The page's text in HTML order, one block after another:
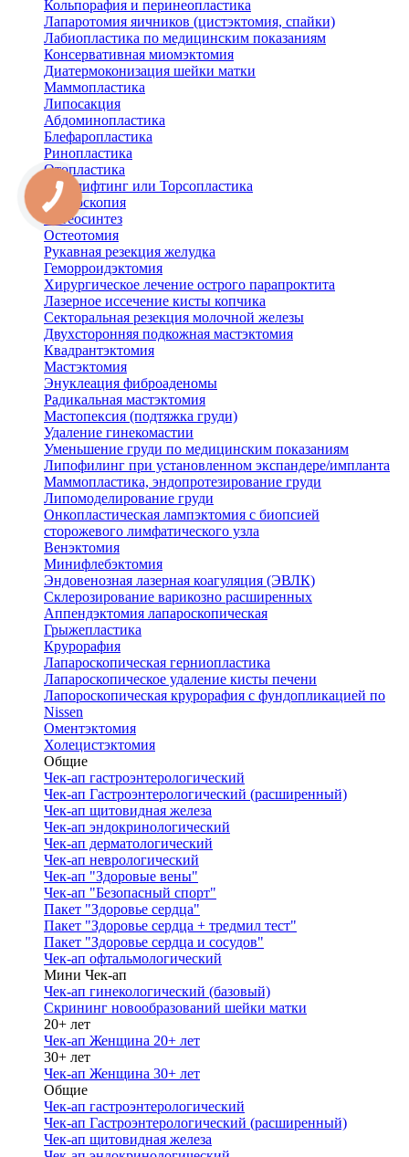
Кольпорафия и перинеопластика
Лапаротомия яичников (цистэктомия, спайки)
Лабиопластика по медицинским показаниям
Консервативная миомэктомия
Диатермоконизация шейки матки
Маммопластика
Липосакция
Абдоминопластика
Блефаропластика
Ринопластика
Отопластика
Бодилифтинг или Торсопластика
Артроскопия
Остеосинтез
Остеотомия
Рукавная резекция желудка
Геморроидэктомия
Хирургическое лечение острого парапроктита
Лазерное иссечение кисты копчика
Секторальная резекция молочной железы
Двухсторонняя подкожная мастэктомия
Квадрантэктомия
Мастэктомия
Энуклеация фиброаденомы
Радикальная мастэктомия
Мастопексия (подтяжка груди)
Удаление гинекомастии
Уменьшение груди по медицинским показаниям
Липофилинг при установленном экспандере/импланта
Маммопластика, эндопротезирование груди
Липомоделирование груди
Онкопластическая лампэктомия с биопсией
сторожевого лимфатического узла
Венэктомия
Минифлебэктомия
Эндовенозная лазерная коагуляция (ЭВЛК)
Склерозирование варикозно расширенных
Аппендэктомия лапароскопическая
Грыжепластика
Крурорафия
Лапароскопическая герниопластика
Лапароскопическое удаление кисты печени
Лапороскопическая крурорафия с фундопликацией по
Nissen
Оментэктомия
Холецистэктомия
Общие
Чек-ап гастроэнтерологический
Чек-ап Гастроэнтерологический (расширенный)
Чек-ап щитовидная железа
Чек-ап эндокринологический
Чек-ап дерматологический
Чек-ап неврологический
Чек-ап "Здоровые вены"
Чек-ап "Безопасный спорт"
Пакет "Здоровье сердца"
Пакет "Здоровье сердца + тредмил тест"
Пакет "Здоровье сердца и сосудов"
Чек-ап офтальмологический
Мини Чек-ап
Чек-ап гинекологический (базовый)
Скрининг новообразований шейки матки
20+ лет
Чек-ап Женщина 20+ лет
30+ лет
Чек-ап Женщина 30+ лет
Общие
Чек-ап гастроэнтерологический
Чек-ап Гастроэнтерологический (расширенный)
Чек-ап щитовидная железа